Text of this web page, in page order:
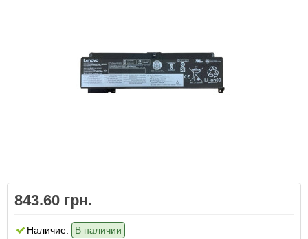
843.60 грн.
Наличие: В наличии